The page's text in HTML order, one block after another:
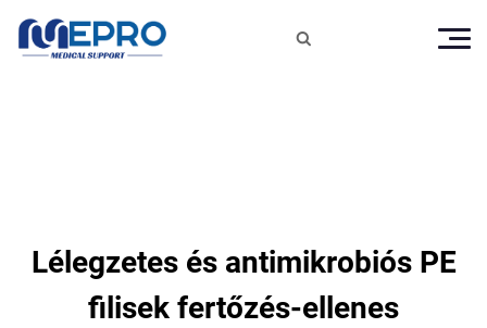

Lélegzetes és antimikrobiós PE
filisek fertőzés-ellenes